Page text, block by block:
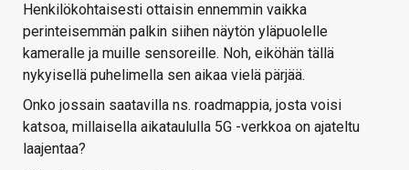
Henkilökohtaisesti ottaisin ennemmin vaikka
perinteisemmän palkin siihen näytön yläpuolelle
kameralle ja muille sensoreille. Noh, eiköhän tällä
nykyisellä puhelimella sen aikaa vielä pärjää.
Onko jossain saatavilla ns. roadmappia, josta voisi
katsoa, millaisella aikataululla 5G -verkkoa on ajateltu
laajentaa?